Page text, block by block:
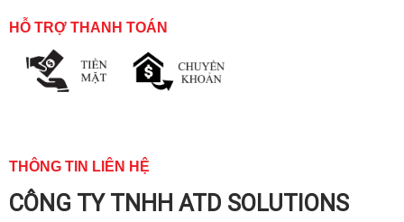
HỖ TRỢ THANH TOÁN
THÔNG TIN LIÊN HỆ
CÔNG TY TNHH ATD SOLUTIONS